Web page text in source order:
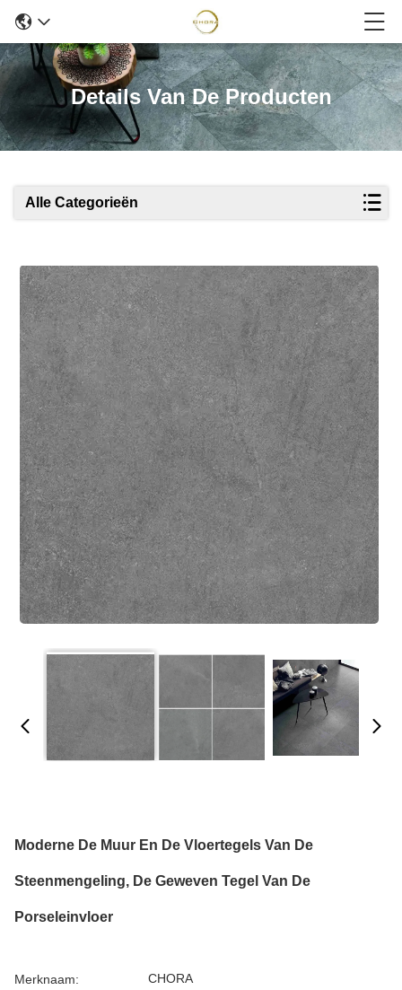
Details Van De Producten
Alle Categorieën
Moderne De Muur En De Vloertegels Van De
Steenmengeling, De Geweven Tegel Van De
Porseleinvloer
Merknaam: CHORA